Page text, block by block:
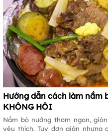
Hướng dẫn cách làm nầm
KHÔNG HÔI
Nầm bò nướng thơm ngon,
yêu thích. Tuy đơn giản nhưng